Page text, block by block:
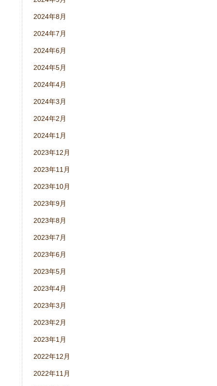
2024年8月
2024年7月
2024年6月
2024年5月
2024年4月
2024年3月
2024年2月
2024年1月
2023年12月
2023年11月
2023年10月
2023年9月
2023年8月
2023年7月
2023年6月
2023年5月
2023年4月
2023年3月
2023年2月
2023年1月
2022年12月
2022年11月